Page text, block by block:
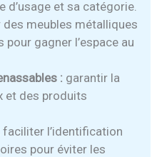
et sa catégorie.
des meubles métalliques
gagner l’espace au
: garantir la
et des produits
faciliter l’identification
pour éviter les